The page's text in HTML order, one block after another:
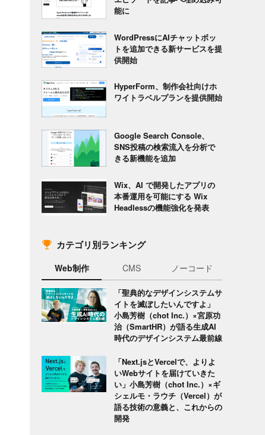
能に
WordPressにAIチャットボッ
トを追加できる新サービスを提
供開始
HyperForm、制作会社向けホ
ワイトラベルプランを提供開始
Google Search Console、
SNS投稿の検索流入を分析で
きる新機能を追加
Wix、AI で開発したアプリの
本番運用を可能にする Wix
Headlessの機能強化を発表
カテゴリ別ランキング
Web制作 CMS ノーコード
「聖典的なデザインシステムサ
イトを滅ぼしたいんですよ」
小島芳樹（chot Inc.）×宮原功
治（SmartHR）が語る生成AI
時代のデザインシステム最前線
「Next.jsとVercelで、よりよ
いWebサイトを届けていきた
い」小島芳樹（chot Inc.）×ギ
シェルモ・ラウチ（Vercel）が
語る技術の意義と、これからの
開発